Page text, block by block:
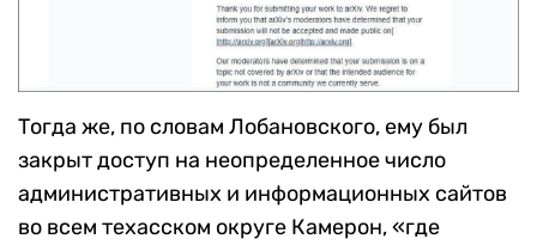
Тогда же, по словам Лобановского, ему был
закрыт доступ на неопределенное число
административных и информационных сайтов
во всем техасском округе Камерон, «где